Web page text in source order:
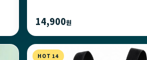
14,900원
HOT 14